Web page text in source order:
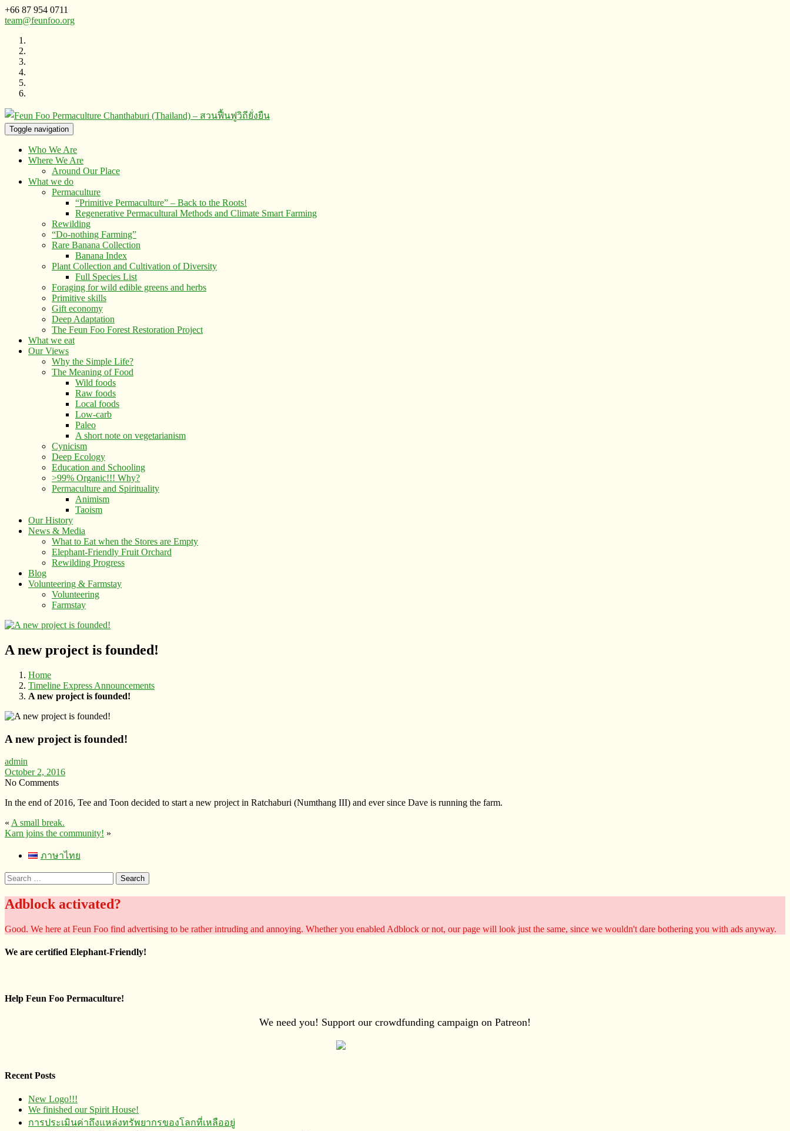
+66 87 954 0711
team@feunfoo.org
Toggle navigation
Who We Are
Where We Are
Around Our Place
What we do
Permaculture
“Primitive Permaculture” – Back to the Roots!
Regenerative Permacultural Methods and Climate Smart Farming
Rewilding
“Do-nothing Farming”
Rare Banana Collection
Banana Index
Plant Collection and Cultivation of Diversity
Full Species List
Foraging for wild edible greens and herbs
Primitive skills
Gift economy
Deep Adaptation
The Feun Foo Forest Restoration Project
What we eat
Our Views
Why the Simple Life?
The Meaning of Food
Wild foods
Raw foods
Local foods
Low-carb
Paleo
A short note on vegetarianism
Cynicism
Deep Ecology
Education and Schooling
>99% Organic!!! Why?
Permaculture and Spirituality
Animism
Taoism
Our History
News & Media
What to Eat when the Stores are Empty
Elephant-Friendly Fruit Orchard
Rewilding Progress
Blog
Volunteering & Farmstay
Volunteering
Farmstay
A new project is founded!
Home
Timeline Express Announcements
A new project is founded!
A new project is founded!
admin
October 2, 2016
No Comments
In the end of 2016, Tee and Toon decided to start a new project in Ratchaburi (Numthang III) and ever since Dave is running the farm.
« A small break.
Karn joins the community! »
ภาษาไทย
Search
for:
Adblock activated?
Good. We here at Feun Foo find advertising to be rather intruding and annoying. Whether you enabled Adblock or not, our page will look just the same, since we wouldn't dare bothering you with ads anyway.
We are certified Elephant-Friendly!
Help Feun Foo Permaculture!
We need you! Support our crowdfunding campaign on Patreon!
Recent Posts
New Logo!!!
We finished our Spirit House!
การประเมินค่าถึงแหล่งทรัพยากร​ของโลกที่เหลืออยู่